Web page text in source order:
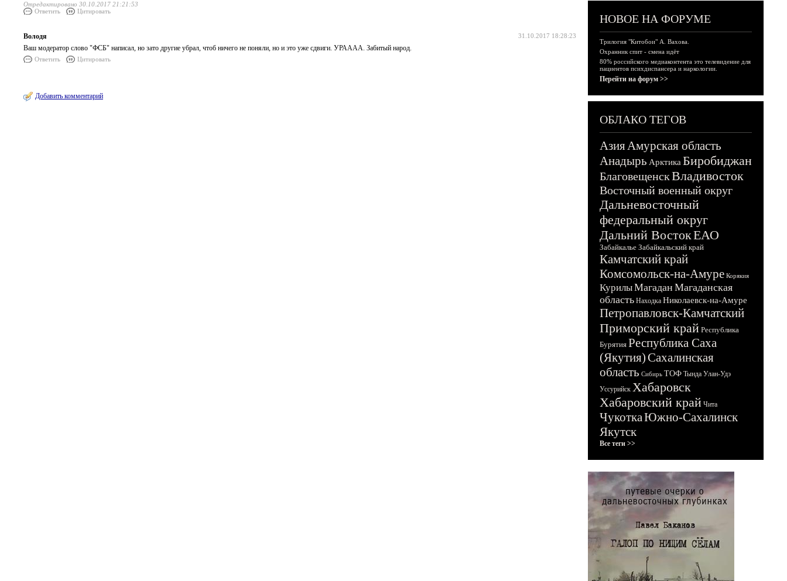
Отредактировано 30.10.2017 21:21:53
Ответить
Цитировать
31.10.2017 18:28:23
Володя
Ваш модератор слово "ФСБ" написал, но зато другие убрал, чтоб ничего не поняли, но и это уже сдвиги. УРАААА. Забитый народ.
Ответить Цитировать
Добавить комментарий
НОВОЕ НА ФОРУМЕ
Трилогия "Китобои" А. Вахова.
Охранник спит - смена идёт
80% российского медиаконтента это телевидение для
пациентов психдиспансера и наркологии.
Перейти на форум >>
ОБЛАКО ТЕГОВ
АзияАмурская область
Анадырь Арктика Биробиджан
БлаговещенскВладивосток
Восточный военный округ
Дальневосточный
федеральный округ
Дальний ВостокЕАО
Забайкалье Забайкальский край
Камчатский край
Комсомольск-на-Амуре Корякия
КурилыМагадан Магаданская
область Находка Николаевск-на-Амуре
Петропавловск-Камчатский
Приморский край Республика
Бурятия Республика Саха
(Якутия)Сахалинская
область Сибирь ТОФ Тында Улан-Удэ
Уссурийск Хабаровск
Хабаровский край Чита
ЧукоткаЮжно-Сахалинск
Якутск
Все теги >>